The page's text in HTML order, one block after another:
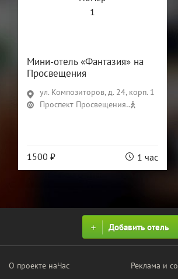
Мини-отель «Фантазия» на
Просвещения
ул. Композиторов, д. 24, корп. 1
Проспект Просвещения
1500 ₽ 1 час
Добавить отель
О проекте наЧас Реклама и